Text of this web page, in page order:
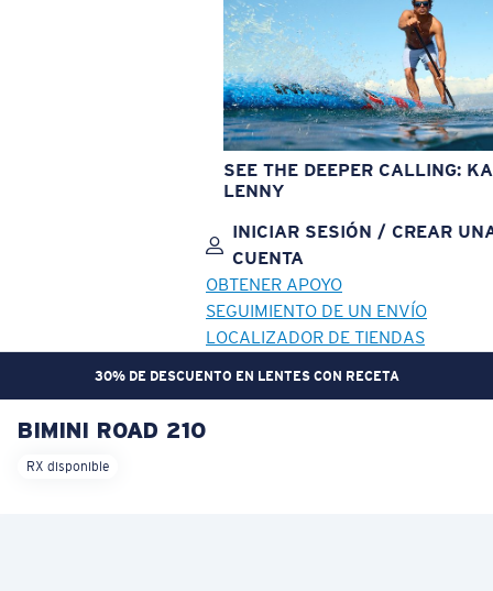
SEE THE DEEPER CALLING:
LENNY
INICIAR SESIÓN / CREAR
CUENTA
OBTENER APOYO
SEGUIMIENTO DE UN ENVÍO
LOCALIZADOR DE TIENDAS
30% DE DESCUENTO EN LENTES CON RECETA
OBJETIVO ACTUALIZADO
BIMINI ROAD 210
RX disponible